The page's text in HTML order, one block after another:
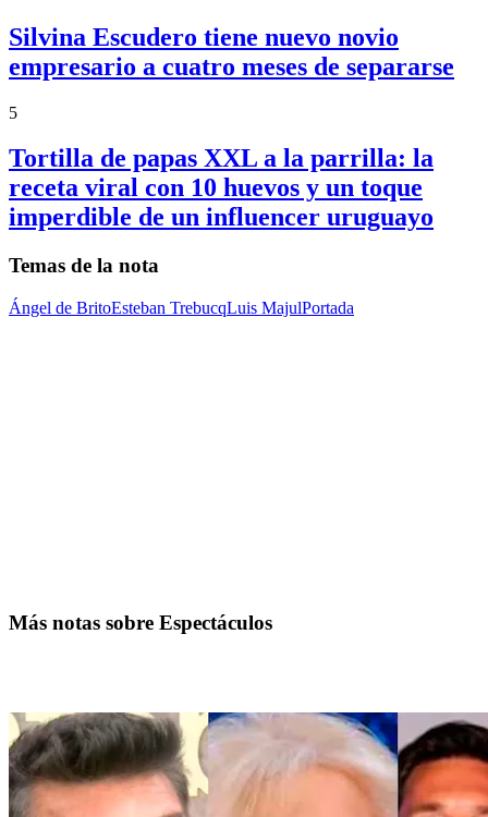
Silvina Escudero tiene nuevo novio
empresario a cuatro meses de separarse
5
Tortilla de papas XXL a la parrilla: la
receta viral con 10 huevos y un toque
imperdible de un influencer uruguayo
Temas de la nota
Ángel de BritoEsteban TrebucqLuis MajulPortada
Más notas sobre Espectáculos